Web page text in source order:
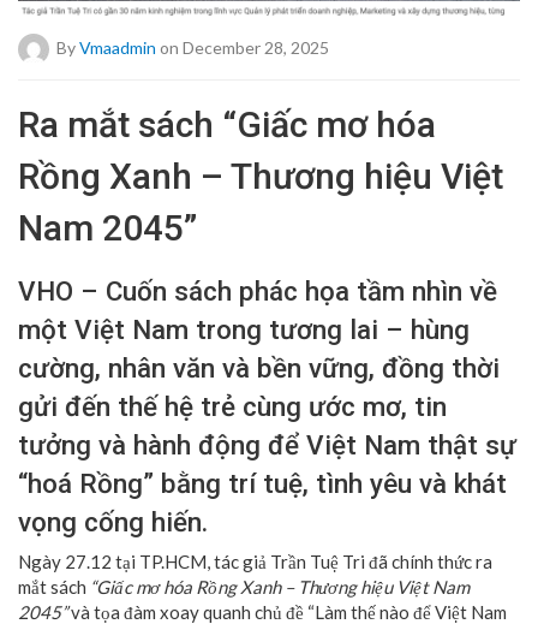
ByVmaadmin on December 28, 2025
Ra mắt sách “Giấc mơ hóa
Rồng Xanh – Thương hiệu Việt
Nam 2045”
VHO – Cuốn sách phác họa tầm nhìn về
một Việt Nam trong tương lai – hùng
cường, nhân văn và bền vững, đồng thời
gửi đến thế hệ trẻ cùng ước mơ, tin
tưởng và hành động để Việt Nam thật sự
“hoá Rồng” bằng trí tuệ, tình yêu và khát
vọng cống hiến.
Ngày 27.12 tại TP.HCM, tác giả Trần Tuệ Tri đã chính thức ra
mắt sách “Giấc mơ hóa Rồng Xanh – Thương hiệu Việt Nam
2045”và tọa đàm xoay quanh chủ đề “Làm thế nào để Việt Nam